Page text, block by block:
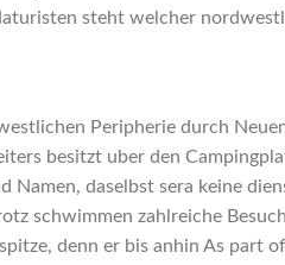
steht welcher
Peripherie durch
besitzt uber den
Namen, daselbst sera keine
schwimmen zahlreiche
denn er bis anhin As part